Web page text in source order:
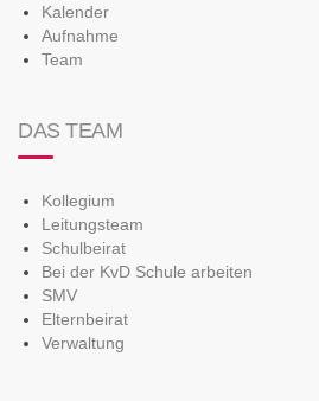
Kalender
Aufnahme
Team
DAS TEAM
Kollegium
Leitungsteam
Schulbeirat
Bei der KvD Schule arbeiten
SMV
Elternbeirat
Verwaltung